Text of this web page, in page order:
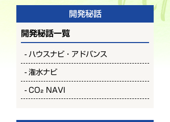
開発秘話
開発秘話一覧
ハウスナビ・アドバンス
潅水ナビ
CO₂ NAVI